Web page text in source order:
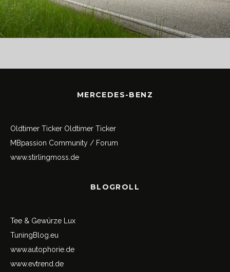
MERCEDES-BENZ
Oldtimer Ticker Oldtimer Ticker
MBpassion Community / Forum
www.stirlingmoss.de
BLOGROLL
Tee & Gewürze Lux
TuningBlog.eu
www.autophorie.de
www.evtrend.de